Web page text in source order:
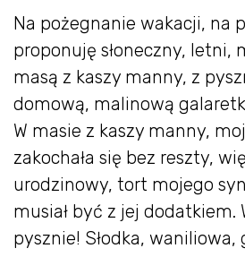
Na pożegnanie wakacji, na
proponuję słoneczny, letni,
masą z kaszy manny, z
domową, malinową
W masie z kaszy manny,
zakochała się bez reszty,
urodzinowy, tort mojego
musiał być z jej dodatkiem.
pysznie! Słodka, waniliowa,